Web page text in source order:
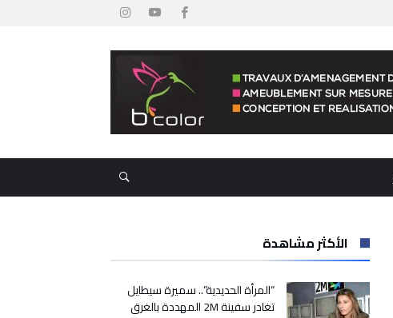
الأكثر مشاهدة
“المرأة الحديدية”.. سميرة سيطايل
تغادر سفينة 2M المهددة بالغرق